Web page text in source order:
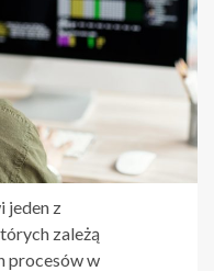
jeden z
zależą
procesów w